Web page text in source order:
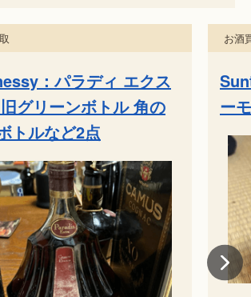
：響 ジャパニーズハ
ーなど4点
お酒
グ